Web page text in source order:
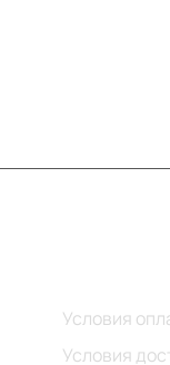
Условия
Условия